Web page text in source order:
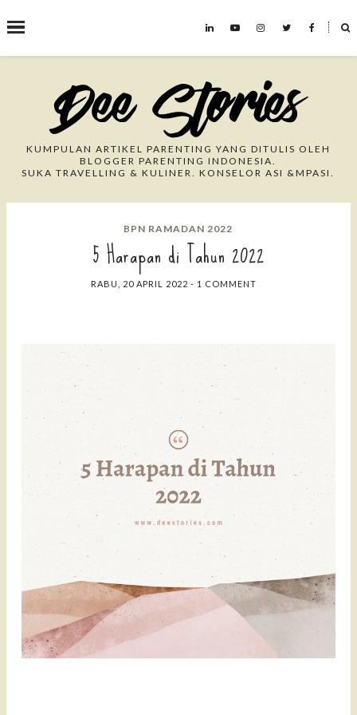
˟
Search This Blog
KUMPULAN ARTIKEL PARENTING YANG DITULIS OLEH
BLOGGER PARENTING INDONESIA.
SUKA TRAVELLING & KULINER. KONSELOR ASI &MPASI.
BPN RAMADAN 2022
5 Harapan di Tahun 2022
RABU, 20 APRIL 2022- 1 COMMENT